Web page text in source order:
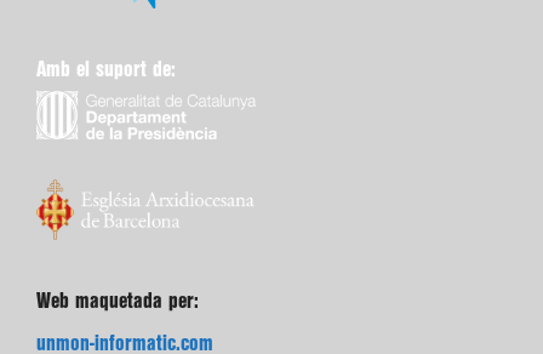
Amb el suport de:
Web maquetada per:
unmon-informatic.com